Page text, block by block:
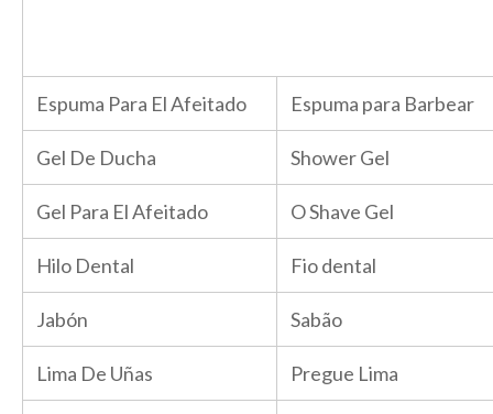
Espuma Para El Afeitado Espuma para Barbear
Gel De Ducha Shower Gel
Gel Para El Afeitado O Shave Gel
Hilo Dental Fio dental
Jabón Sabão
Lima De Uñas Pregue Lima